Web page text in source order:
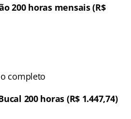
200 horas mensais (R$
completo
200 horas (R$ 1.447,74)